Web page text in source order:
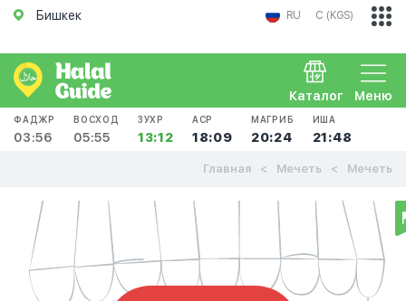
Бишкек RU С (KGS)
Меню
Каталог
ФАДЖР
03:56
ВОСХОД
05:55
ЗУХР
13:12
АСР
18:09
МАГРИБ
20:24
ИША
21:48
Главная Мечеть Мечеть